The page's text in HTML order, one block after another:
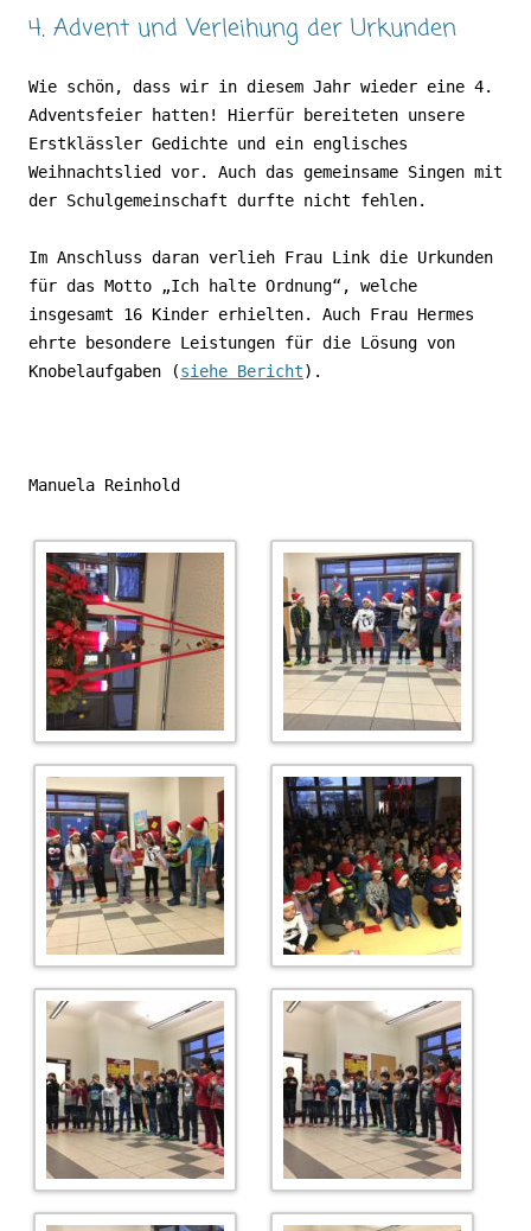
4. Advent und Verleihung der Urkunden
Wie schön, dass wir in diesem Jahr wieder eine 4.
Adventsfeier hatten! Hierfür bereiteten unsere
Erstklässler Gedichte und ein englisches
Weihnachtslied vor. Auch das gemeinsame Singen mit
der Schulgemeinschaft durfte nicht fehlen.
Im Anschluss daran verlieh Frau Link die Urkunden
für das Motto „Ich halte Ordnung“, welche
insgesamt 16 Kinder erhielten. Auch Frau Hermes
ehrte besondere Leistungen für die Lösung von
Knobelaufgaben (siehe Bericht).
Manuela Reinhold